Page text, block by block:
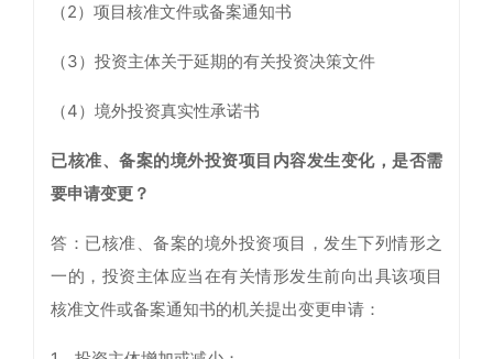
（2）项目核准文件或备案通知书
（3）投资主体关于延期的有关投资决策文件
（4）境外投资真实性承诺书
已核准、备案的境外投资项目内容发生变化，是否需
要申请变更？
答：已核准、备案的境外投资项目，发生下列情形之
一的，投资主体应当在有关情形发生前向出具该项目
核准文件或备案通知书的机关提出变更申请：